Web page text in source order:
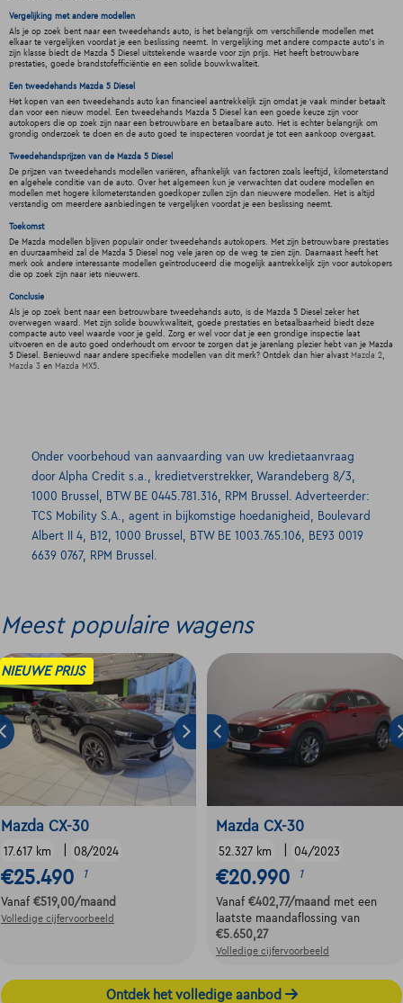
Vergelijking met andere modellen
Als je op zoek bent naar een tweedehands auto, is het belangrijk om verschillende modellen met
elkaar te vergelijken voordat je een beslissing neemt. In vergelijking met andere compacte auto's in
zijn klasse biedt de Mazda 5 Diesel uitstekende waarde voor zijn prijs. Het heeft betrouwbare
prestaties, goede brandstofefficiëntie en een solide bouwkwaliteit.
Een tweedehands Mazda 5 Diesel
Het kopen van een tweedehands auto kan financieel aantrekkelijk zijn omdat je vaak minder betaalt
dan voor een nieuw model. Een tweedehands Mazda 5 Diesel kan een goede keuze zijn voor
autokopers die op zoek zijn naar een betrouwbare en betaalbare auto. Het is echter belangrijk om
grondig onderzoek te doen en de auto goed te inspecteren voordat je tot een aankoop overgaat.
Tweedehandsprijzen van de Mazda 5 Diesel
De prijzen van tweedehands modellen variëren, afhankelijk van factoren zoals leeftijd, kilometerstand
en algehele conditie van de auto. Over het algemeen kun je verwachten dat oudere modellen en
modellen met hogere kilometerstanden goedkoper zullen zijn dan nieuwere modellen. Het is altijd
verstandig om meerdere aanbiedingen te vergelijken voordat je een beslissing neemt.
Toekomst
De Mazda modellen bljiven populair onder tweedehands autokopers. Met zijn betrouwbare prestaties
en duurzaamheid zal de Mazda 5 Diesel nog vele jaren op de weg te zien zijn. Daarnaast heeft het
merk ook andere interessante modellen geïntroduceerd die mogelijk aantrekkelijk zijn voor autokopers
die op zoek zijn naar iets nieuwers.
Conclusie
Als je op zoek bent naar een betrouwbare tweedehands auto, is de Mazda 5 Diesel zeker het
overwegen waard. Met zijn solide bouwkwaliteit, goede prestaties en betaalbaarheid biedt deze
compacte auto veel waarde voor je geld. Zorg er wel voor dat je een grondige inspectie laat
uitvoeren en de auto goed onderhoudt om ervoor te zorgen dat je jarenlang plezier hebt van je Mazda
5 Diesel. Benieuwd naar andere specifieke modellen van dit merk? Ontdek dan hier alvast Mazda 2,
Mazda 3en Mazda MX5.
Onder voorbehoud van aanvaarding van uw kredietaanvraag
door Alpha Credit s.a., kredietverstrekker, Warandeberg 8/3,
1000 Brussel, BTW BE 0445.781.316, RPM Brussel. Adverteerder:
TCS Mobility S.A., agent in bijkomstige hoedanigheid, Boulevard
Albert II 4, B12, 1000 Brussel, BTW BE 1003.765.106, BE93 0019
6639 0767, RPM Brussel.
Meest populaire wagens
NIEUWE PRIJS
Mazda CX-30
17.617 km 08/2024
€25.490 1
Vanaf €519,00/maand
Volledige cijfervoorbeeld
Mazda CX-30
52.327 km 04/2023
€20.990 1
Vanaf €402,77/maand met een
laatste maandaflossing van
€5.650,27
Volledige cijfervoorbeeld
Ontdek het volledige aanbod